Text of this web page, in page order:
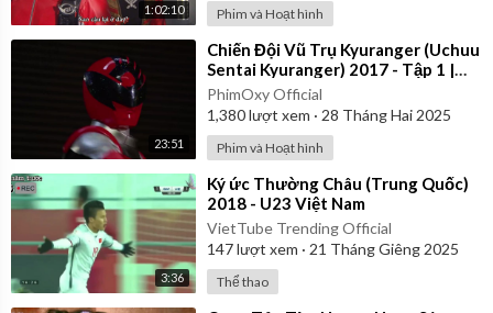
1:02:10 Phim và Hoạt hình
23:51
⁣Chiến Đội Vũ Trụ Kyuranger (Uchuu
Sentai Kyuranger) 2017 - Tập 1 |
Thuyết Minh
PhimOxy Official
1,380lượt xem · 28 Tháng Hai 2025
Phim và Hoạt hình
3:36
⁣Ký ức Thường Châu (Trung Quốc)
2018 - U23 Việt Nam
VietTube Trending Official
147lượt xem · 21 Tháng Giêng 2025
Thể thao